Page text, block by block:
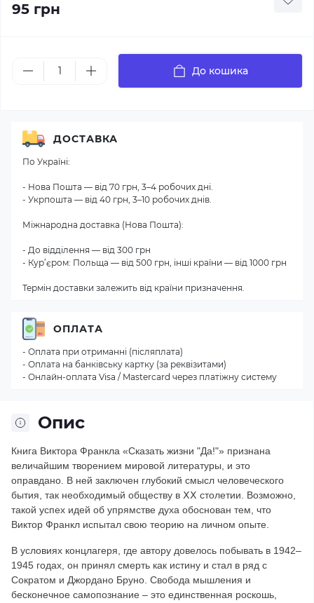
95 грн
До кошика
Опис
Книга Виктора Франкла «Сказать жизни "Да!"» признана
величайшим творением мировой литературы, и это
оправдано. В ней заключен глубокий смысл человеческого
бытия, так необходимый обществу в ⅩⅩ столетии. Возможно,
такой успех идей об упрямстве духа обоснован тем, что
Виктор Франкл испытал свою теорию на личном опыте.
В условиях концлагеря, где автору довелось побывать в 1942–
1945 годах, он принял смерть как истину и стал в ряд с
Сократом и Джордано Бруно. Свобода мышления и
бесконечное самопознание – это единственная роскошь,
ДОСТАВКА
По Україні:
- Нова Пошта — від 70 грн, 3–4 робочих дні.
- Укрпошта — від 40 грн, 3–10 робочих днів.
Міжнародна доставка (Нова Пошта):
- До відділення — від 300 грн
- Кур’єром: Польща — від 500 грн, інші країни — від 1000 грн
Термін доставки залежить від країни призначення.
ОПЛАТА
- Оплата при отриманні (післяплата)
- Оплата на банківську картку (за реквізитами)
- Онлайн-оплата Visa / Mastercard через платіжну систему